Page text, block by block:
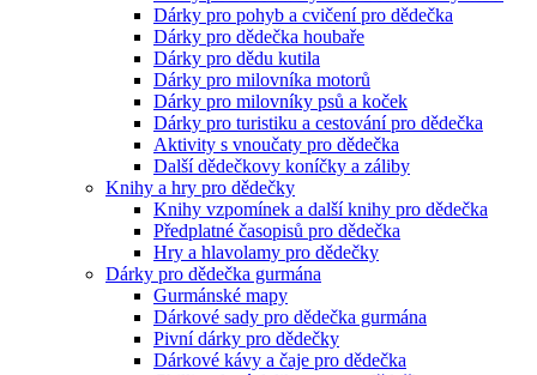
Dárky pro pohyb a cvičení pro dědečka
Dárky pro dědečka houbaře
Dárky pro dědu kutila
Dárky pro milovníka motorů
Dárky pro milovníky psů a koček
Dárky pro turistiku a cestování pro dědečka
Aktivity s vnoučaty pro dědečka
Další dědečkovy koníčky a záliby
Knihy a hry pro dědečky
Knihy vzpomínek a další knihy pro dědečka
Předplatné časopisů pro dědečka
Hry a hlavolamy pro dědečky
Dárky pro dědečka gurmána
Gurmánské mapy
Dárkové sady pro dědečka gurmána
Pivní dárky pro dědečky
Dárkové kávy a čaje pro dědečka